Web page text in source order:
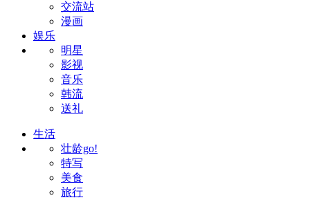
交流站
漫画
娱乐
明星
影视
音乐
韩流
送礼
生活
壮龄go!
特写
美食
旅行